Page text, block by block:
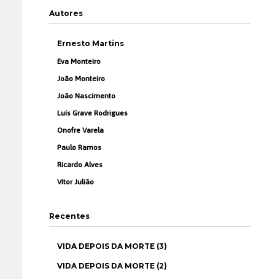
Autores
Ernesto Martins
Eva Monteiro
João Monteiro
João Nascimento
Luís Grave Rodrigues
Onofre Varela
Paulo Ramos
Ricardo Alves
Vítor Julião
Recentes
VIDA DEPOIS DA MORTE (3)
VIDA DEPOIS DA MORTE (2)